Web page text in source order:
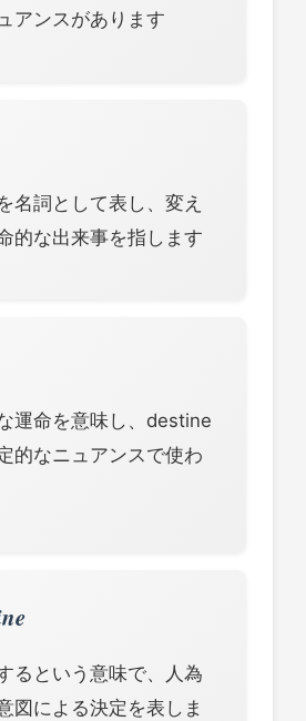
アンスがあります
名詞として表し、変え
的な出来事を指します
運命を意味し、destine
的なニュアンスで使わ
るという意味で、人為
図による決定を表しま